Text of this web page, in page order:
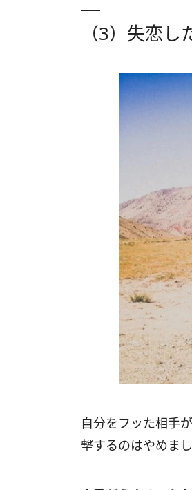
（3）失恋
自分をフッた相手
撃するのはやめまし